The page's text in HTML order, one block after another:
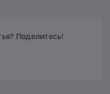
Поделитесь!